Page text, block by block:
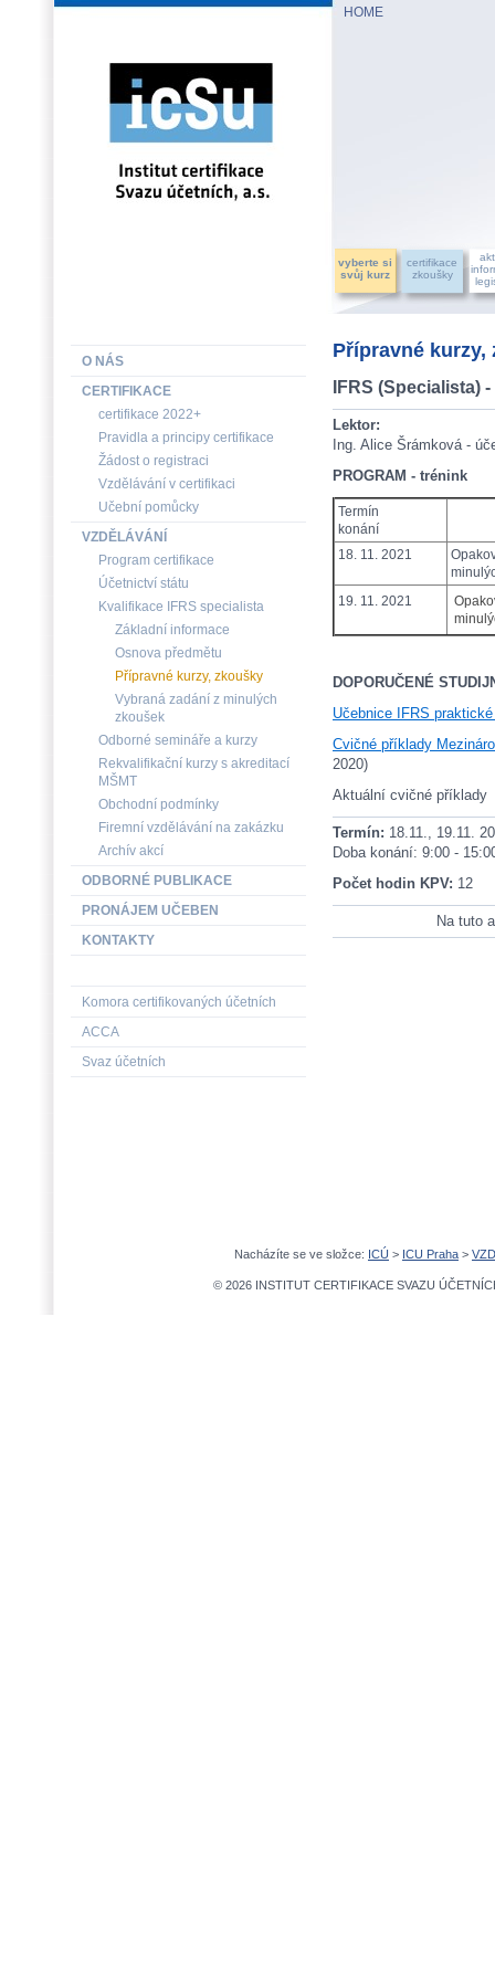
HOME
vyberte si
svůj kurz
certifikace
zkoušky
Přípravné kurzy,
IFRS (Specialista)
Lektor:
Ing. Alice Šrámková -
PROGRAM - trénink
Termín
konání
18. 11. 2021
19. 11. 2021
DOPORUČENÉ
Učebnice IFRS
Cvičné příklady
2020)
Aktuální cvičné příklady
Termín: 18.11., 19.11.
Doba konání: 9:00 -
Počet hodin KPV: 12
Na tuto
O NÁS
CERTIFIKACE
certifikace 2022+
Pravidla a principy certifikace
Žádost o registraci
Vzdělávání v certifikaci
Učební pomůcky
VZDĚLÁVÁNÍ
Program certifikace
Účetnictví státu
Kvalifikace IFRS specialista
Základní informace
Osnova předmětu
Přípravné kurzy, zkoušky
Vybraná zadání z minulých
zkoušek
Odborné semináře a kurzy
Rekvalifikační kurzy s akreditací
MŠMT
Obchodní podmínky
Firemní vzdělávání na zakázku
Archív akcí
ODBORNÉ PUBLIKACE
PRONÁJEM UČEBEN
KONTAKTY
Komora certifikovaných účetních
ACCA
Svaz účetních
Nacházíte se ve složce: ICÚ > ICU Praha >
© 2026 INSTITUT CERTIFIKACE SVAZU